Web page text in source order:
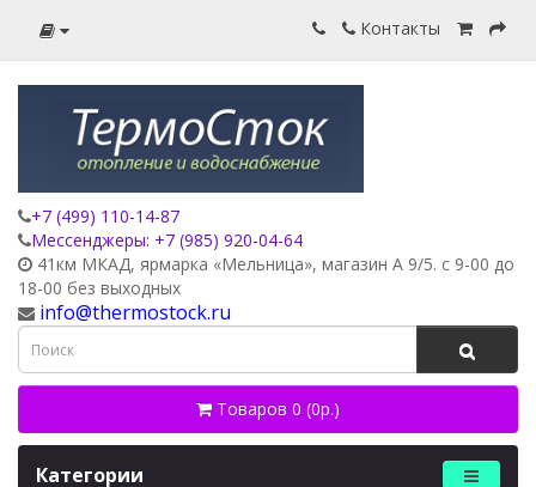
Контакты
+7 (499) 110-14-87
Мессенджеры: +7 (985) 920-04-64
41км МКАД, ярмарка «Мельница», магазин А 9/5. с 9-00 до
18-00 без выходных
info@thermostock.ru
Товаров 0 (0р.)
Категории